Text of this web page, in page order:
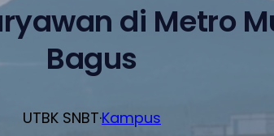
di Metro
Bagus
UTBK SNBT·Kampus